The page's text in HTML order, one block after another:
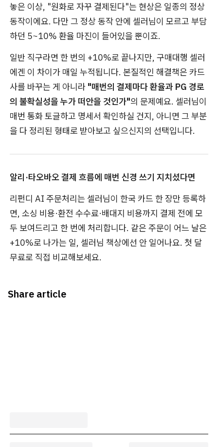
놓은 이상, "원화로 자꾸 결제된다"는 현상은 일종의 정상
동작이에요. 다만 그 정상 동작 안에 셀러님이 모르고 부담
하던 5~10% 환율 마진이 들어있을 뿐이죠.
일반 직구라면 한 번의 +10%로 끝나지만, 구매대행 셀러
에겐 이 차이가 매일 누적됩니다. 본질적인 해결책은 카드
사를 바꾸는 게 아니라 "매번의 결제마다 환율과 PG 경로
의 불확실성을 누가 떠안을 것인가"의 문제예요. 셀러님이
매번 통화 토글하고 명세서 확인하실 건지, 아니면 그 부분
을 다 정리된 형태로 받아보고 싶으신지의 선택입니다.
알리·타오바오 결제 흐름에 매번 신경 쓰기 지치셨다면
리펀디 AI 주문처리는 셀러님이 한국 카드 한 장만 등록하
면, 소싱 비용·환전 수수료·배대지 비용까지 결제 전에 모
두 보여드리고 한 번에 처리합니다. 같은 주문이 어느 날은
+10%로 나가는 일, 셀러님 책상에선 안 일어나요. 첫 달
무료로 직접 비교해보세요.
Share article